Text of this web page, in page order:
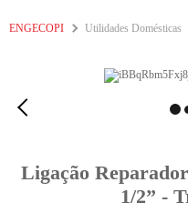
ENGECOPI Utilidades Domésticas
Ligação
1/2” -